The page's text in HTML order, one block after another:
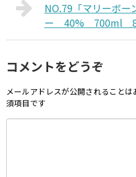
NO.79「マリーボー
ー 40% 700ml
コメントをどうぞ
メールアドレスが公開されることは
須項目です